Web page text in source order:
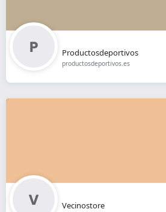
Productosdeportivos
productosdeportivos.es
Vecinostore